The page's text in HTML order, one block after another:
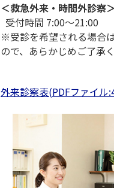
＜救急外来・時間外診察＞
受付時間 7:00～21:00
※受診を希望される場合
ので、あらかじめご了承
外来診察表(PDFファイル